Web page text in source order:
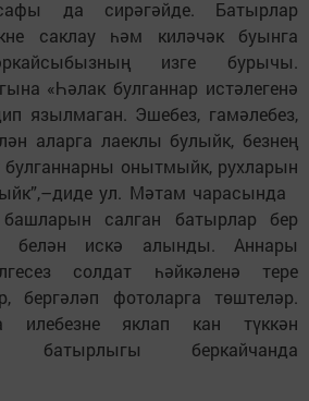
да сирәгәйде. Батырлар
саклау һәм киләчәк буынга
изге бурычы.
«Һәлак булганнар истәлегенә
язылмаган. Эшебез, гамәлебез,
аларга лаеклы булыйк, безнең
булганнарны онытмыйк, рухларын
ул. Мәтам чарасында
салган батырлар бер
белән искә алынды. Аннары
солдат һәйкәленә тере
бергәләп фотоларга төштеләр.
илебезне яклап кан түккән
батырлыгы беркайчанда